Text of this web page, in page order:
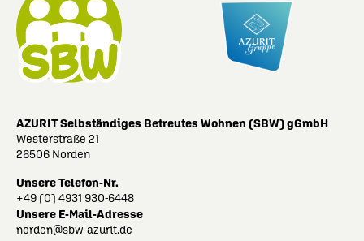
AZURIT Selbständiges Betreutes Wohnen (SBW) gGmbH
Westerstraße 21
26506 Norden
Unsere Telefon-Nr.
+49 (0) 4931 930-6448
Unsere E-Mail-Adresse
norden@sbw-azurit.de